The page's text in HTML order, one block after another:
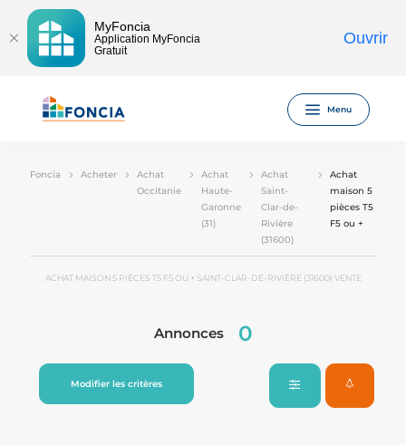
MyFoncia
Application MyFoncia
Gratuit
Ouvrir
Menu
Foncia Acheter
Achat
Occitanie
Achat
Haute-
Garonne
(31)
Achat
Saint-
Clar-de-
Rivière
(31600)
Achat
maison 5
pièces T5
F5 ou +
ACHAT MAISON 5 PIÈCES T5 F5 OU + SAINT-CLAR-DE-RIVIÈRE (31600) VENTE
Annonces 0
Modifier les critères